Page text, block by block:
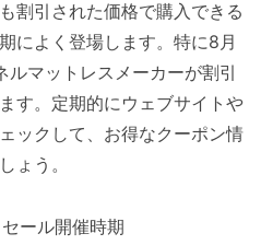
割引された価格で購入できる
によく登場します。特に8月
マットレスメーカーが割引
す。定期的にウェブサイトや
ックして、お得なクーポン情
ょう。
ール開催時期